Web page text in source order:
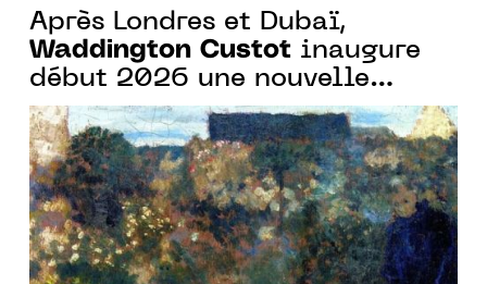
Après Londres et Dubaï,
Waddington Custot inaugure
début 2026 une nouvelle
galerie à Paris avec une
exposition nabis